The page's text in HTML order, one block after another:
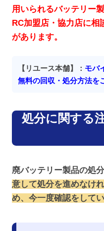
用いられるバッテリー
RC加盟店・協力店に
があります。
【リユース本舗】： モバ
無料の回収・処分方法を
処分に関する
廃バッテリー製品の処
意して処分を進めなけ
め、今一度確認をして